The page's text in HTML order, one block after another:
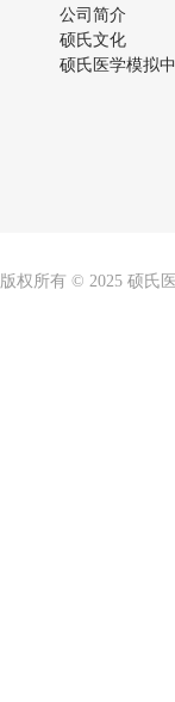
公司简介
硕氏文化
硕氏医学模拟
版权所有 © 2025 硕氏